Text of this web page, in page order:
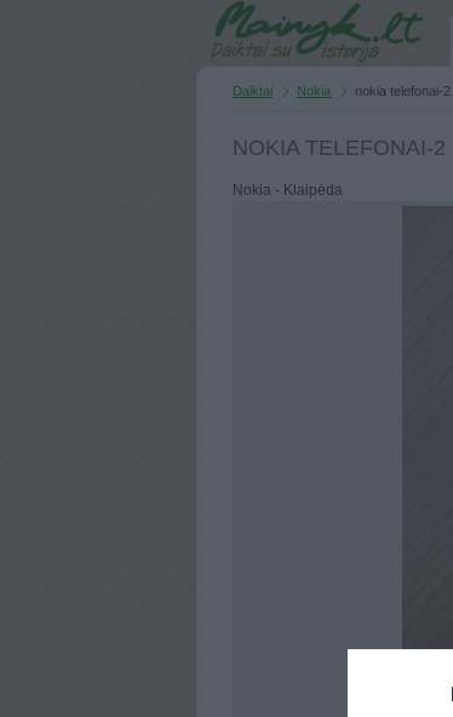
Daiktai Nokia nokia telefonai-2
NOKIA TELEFONAI-2
Nokia - Klaipėda